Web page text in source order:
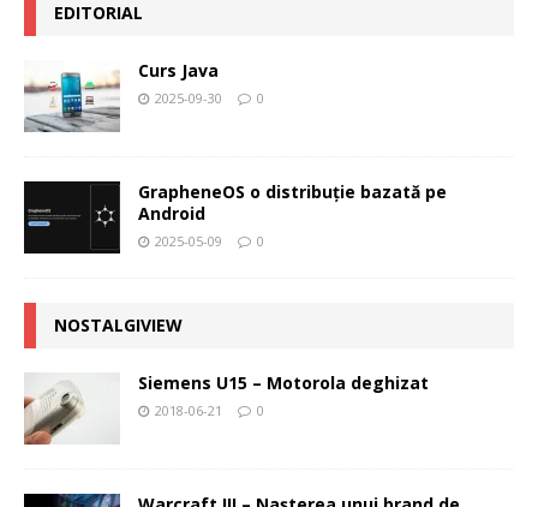
EDITORIAL
Curs Java
2025-09-30 0
GrapheneOS o distribuție bazată pe
Android
2025-05-09 0
NOSTALGIVIEW
Siemens U15 – Motorola deghizat
2018-06-21 0